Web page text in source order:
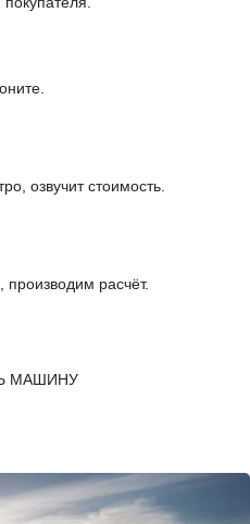
озвучит стоимость.
расчёт.
МАШИНУ